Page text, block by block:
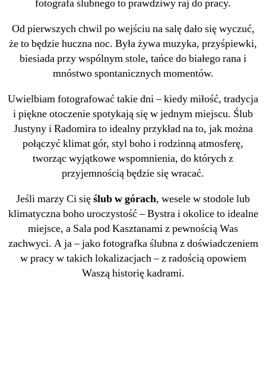
fotografa ślubnego to prawdziwy raj do pracy.
Od pierwszych chwil po wejściu na salę dało się wyczuć,
że to będzie huczna noc. Była żywa muzyka, przyśpiewki,
biesiada przy wspólnym stole, tańce do białego rana i
mnóstwo spontanicznych momentów.
Uwielbiam fotografować takie dni – kiedy miłość, tradycja
i piękne otoczenie spotykają się w jednym miejscu. Ślub
Justyny i Radomira to idealny przykład na to, jak można
połączyć klimat gór, styl boho i rodzinną atmosferę,
tworząc wyjątkowe wspomnienia, do których z
przyjemnością będzie się wracać.
Jeśli marzy Ci sięślub w górach, wesele w stodole lub
klimatyczna boho uroczystość – Bystra i okolice to idealne
miejsce, a Sala pod Kasztanami z pewnością Was
zachwyci. A ja – jako fotografka ślubna z doświadczeniem
w pracy w takich lokalizacjach – z radością opowiem
Waszą historię kadrami.